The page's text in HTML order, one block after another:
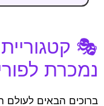
🎭
נמכרת לפורים
ברוכים הבאים לעולם